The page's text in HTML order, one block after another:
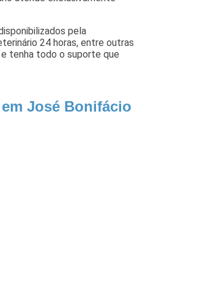
pela
24 horas, entre outras
tenha todo o suporte que
José Bonifácio